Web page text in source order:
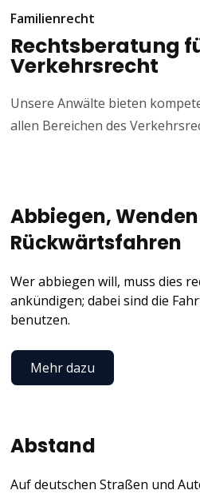
größeren Schäden nur schwer
bemerkt werden konnte, hat der
nichts zu befürchten. Denn ein
Familienrecht
Rechtsberatung
Verkehrsrecht
Unsere Anwälte bieten
allen Bereichen des
Abbiegen,
Rückwärtsfahren
Wer abbiegen will, muss dies
ankündigen; dabei sind die
benutzen.
Mehr dazu
Abstand
Auf deutschen Straßen und